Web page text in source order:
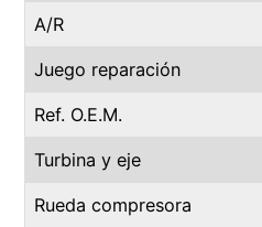
A/R
Juego reparación
Ref. O.E.M.
Turbina y eje
Rueda compresora